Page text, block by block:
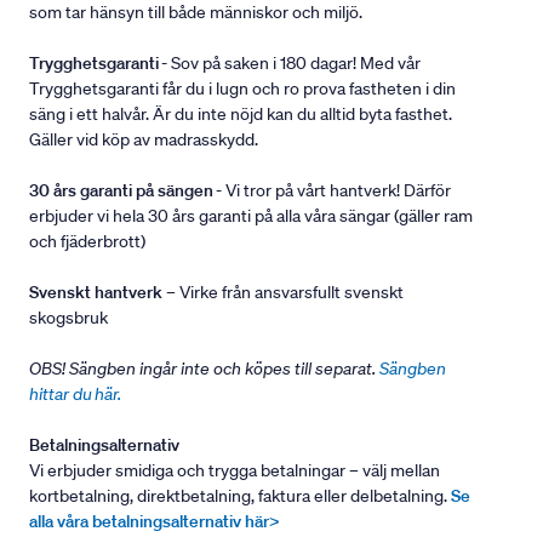
som tar hänsyn till både människor och miljö.
Trygghetsgaranti- Sov på saken i 180 dagar! Med vår
Trygghetsgaranti får du i lugn och ro prova fastheten i din
säng i ett halvår. Är du inte nöjd kan du alltid byta fasthet.
Gäller vid köp av madrasskydd.
30 års garanti på sängen- Vi tror på vårt hantverk! Därför
erbjuder vi hela 30 års garanti på alla våra sängar (gäller ram
och fjäderbrott)
Svenskt hantverk– Virke från ansvarsfullt svenskt
skogsbruk
OBS! Sängben ingår inte och köpes till separat. Sängben
hittar du här.
Betalningsalternativ
Vi erbjuder smidiga och trygga betalningar – välj mellan
kortbetalning, direktbetalning, faktura eller delbetalning.Se
alla våra betalningsalternativ här>